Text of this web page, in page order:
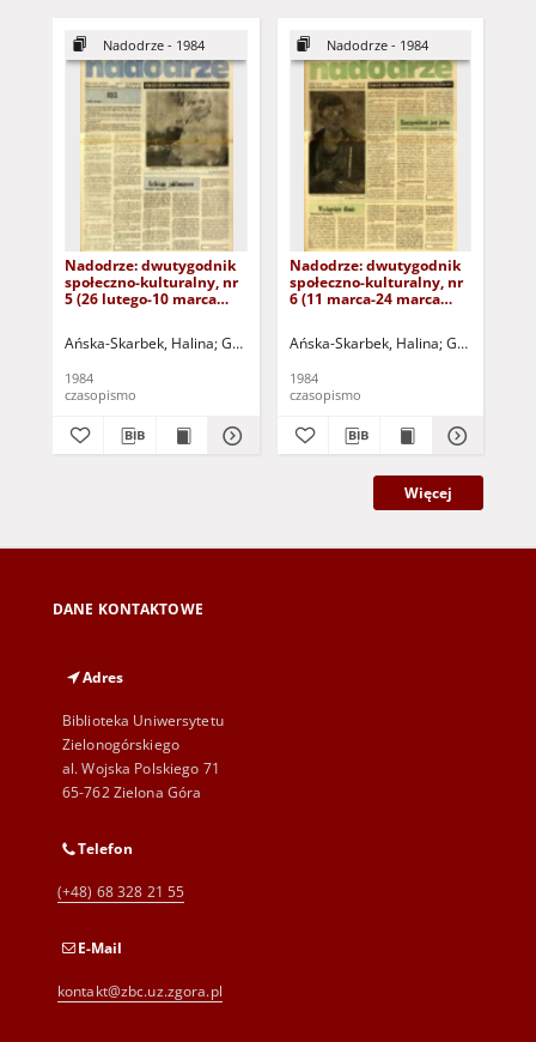
Nadodrze - 1984
Nadodrze: dwutygodnik
społeczno-kulturalny, nr
5 (26 lutego-10 marca
Ańska-Skarbek, Halina Grabowska, Lucyna Grochomalski, Piotr
1984
czasopismo
Nadodrze - 1984
Nadodrze: dwutygodnik
społeczno-kulturalny, nr
6 (11 marca-24 marca
Ańska-Skarbek, Halina Grabowska,
1984
czasopismo
Więcej
DANE KONTAKTOWE
Adres
Biblioteka Uniwersytetu
Zielonogórskiego
al. Wojska Polskiego 71
65-762 Zielona Góra
Telefon
(+48) 68 328 21 55
E-Mail
kontakt@zbc.uz.zgora.pl